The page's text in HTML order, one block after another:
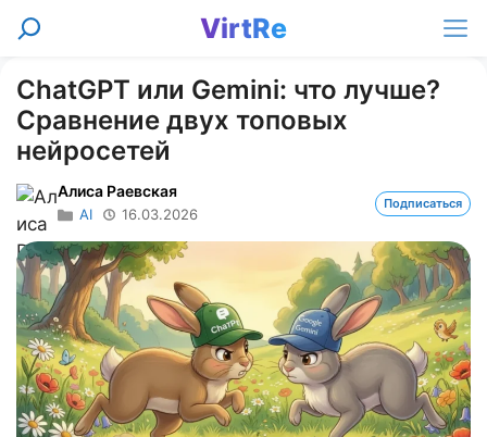
Перейти
VirtRe
Поиск
ChatGPT или Gemini: что лучше?
Сравнение двух топовых
нейросетей
Алиса Раевская
AI 16.03.2026
Подписаться